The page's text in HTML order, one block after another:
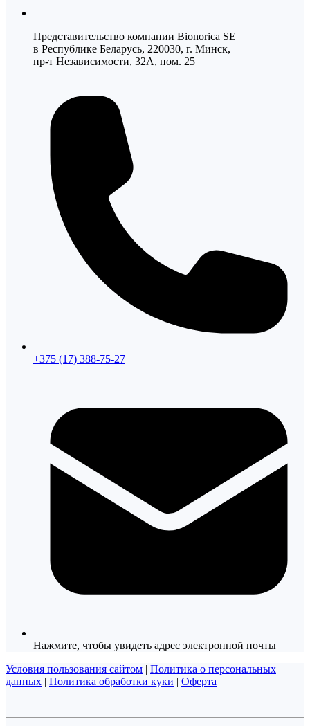
Представительство компании Bionorica SE
в Республике Беларусь, 220030, г. Минск,
пр-т Независимости, 32А, пом. 25
+375 (17) 388-75-27
Нажмите, чтобы увидеть адрес электронной почты
Условия пользования сайтом | Политика о персональных
данных | Политика обработки куки | Оферта